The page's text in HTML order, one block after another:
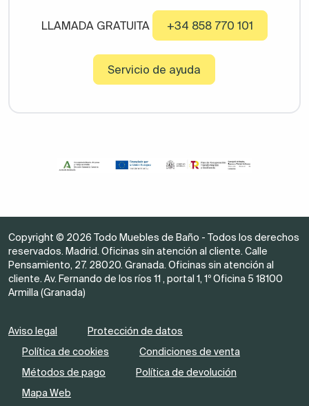
LLAMADA GRATUITA +34 858 770 101
Servicio de ayuda
Copyright © 2026 Todo Muebles de Baño - Todos los derechos
reservados. Madrid. Oficinas sin atención al cliente. Calle
Pensamiento, 27. 28020. Granada. Oficinas sin atención al
cliente. Av. Fernando de los ríos 11 , portal 1, 1º Oficina 5 18100
Armilla (Granada)
Aviso legal
Protección de datos
Política de cookies
Condiciones de venta
Métodos de pago
Política de devolución
Mapa Web